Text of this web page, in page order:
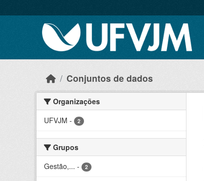
Conjuntos de dados
Organizações
UFVJM - 2
Grupos
Gestão,... - 2